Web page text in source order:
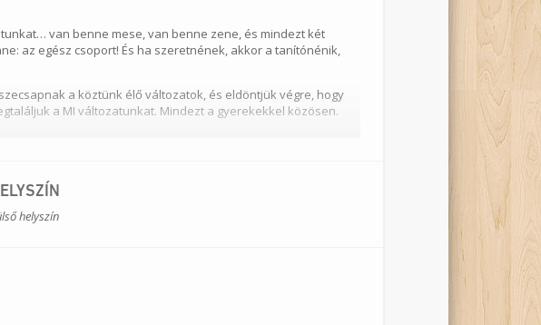
van benne mese, van benne zene, és mindezt két
az egész csoport! És ha szeretnének, akkor a tanítónénik,
a köztünk élő változatok, és eldöntjük végre, hogy
a MI változatunkat. Mindezt a gyerekekkel közösen.
helyszín